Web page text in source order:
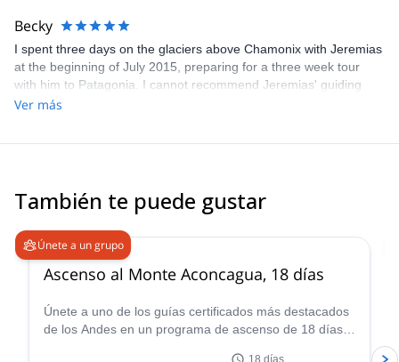
Becky
I spent three days on the glaciers above Chamonix with Jeremias
at the beginning of July 2015, preparing for a three week tour
with him to Patagonia. I cannot recommend Jeremias' guiding
highly enough. He is highly expert in everything concerning the
Ver más
También te puede gustar
Únete a un grupo
Ascenso al Monte Aconcagua, 18 días
Únete a uno de los guías certificados más destacados
de los Andes en un programa de ascenso de 18 días
18 días